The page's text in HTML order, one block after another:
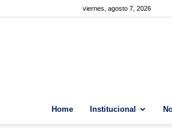
viernes, agosto 7, 2026
Home Institucional